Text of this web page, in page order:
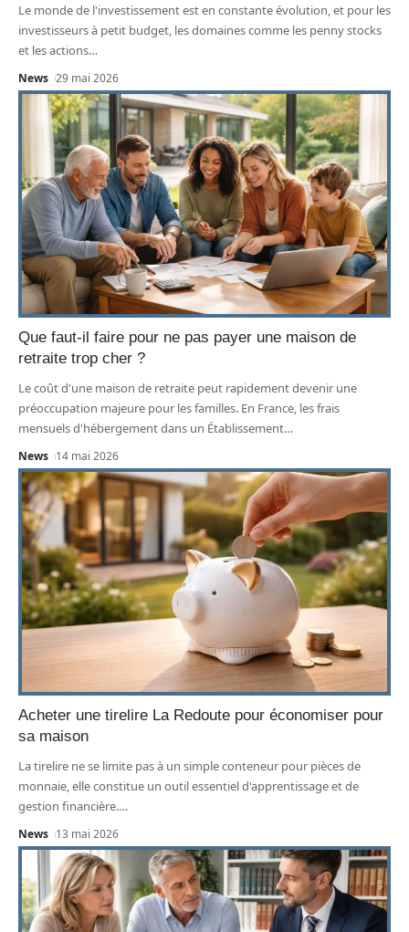
Le monde de l'investissement est en constante évolution, et pour les
investisseurs à petit budget, les domaines comme les penny stocks
et les actions…
News 29 mai 2026
Que faut-il faire pour ne pas payer une maison de
retraite trop cher ?
Le coût d'une maison de retraite peut rapidement devenir une
préoccupation majeure pour les familles. En France, les frais
mensuels d'hébergement dans un Établissement…
News 14 mai 2026
Acheter une tirelire La Redoute pour économiser pour
sa maison
La tirelire ne se limite pas à un simple conteneur pour pièces de
monnaie, elle constitue un outil essentiel d'apprentissage et de
gestion financière.…
News 13 mai 2026